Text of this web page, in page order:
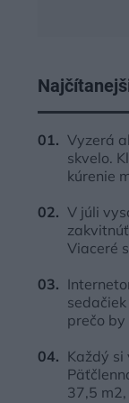
Vyzerá
skvelo.
kúrenie
V júli
Viaceré
prečo
Každý si
37,5